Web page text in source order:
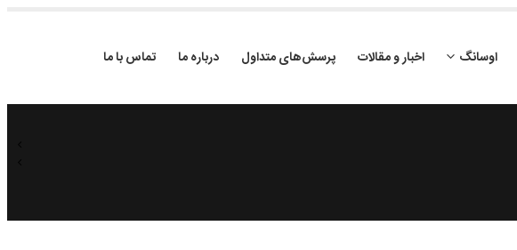
اوسانگ اخبار و مقالات پرسش‌های متداول درباره ما تماس با ما